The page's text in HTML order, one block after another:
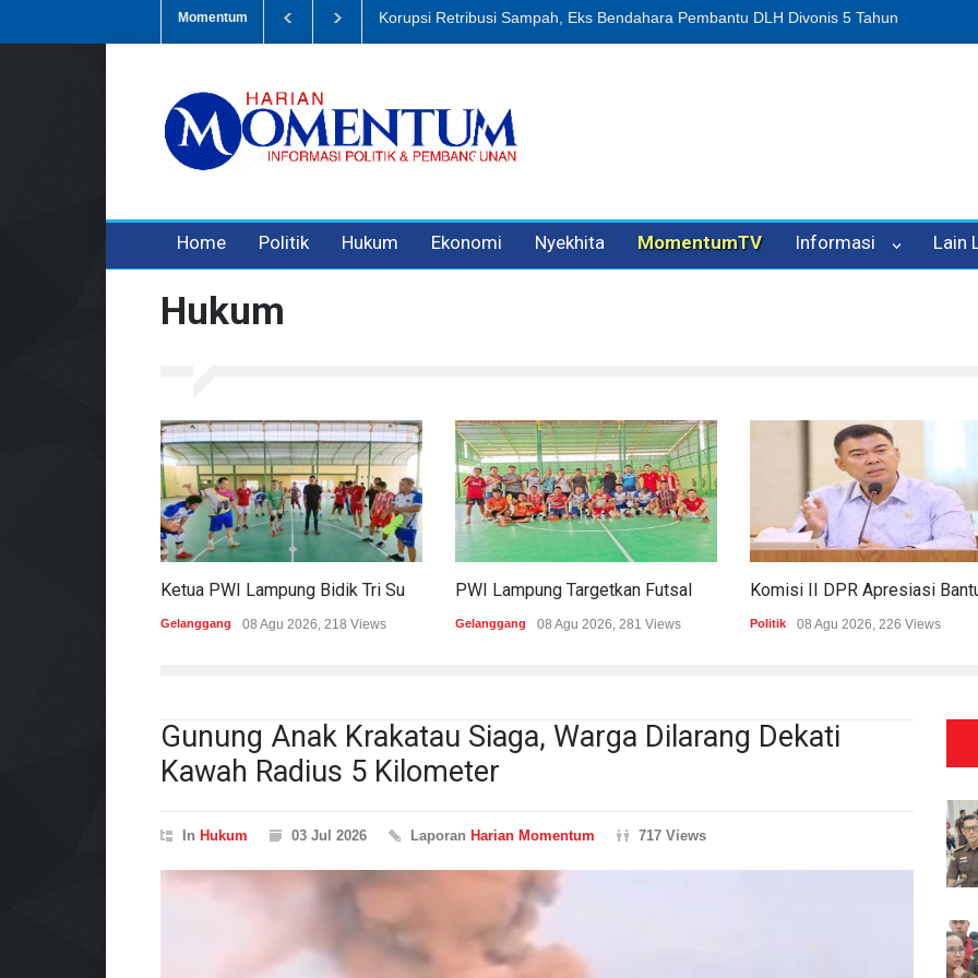
Momentum
Eks Bendahara Pembantu DLH Divonis 5 Tahun Dugaan Penipuan Oleh Oknum Kadis, Kuasa Hukum Pelapor Desak Polisi Tetapkan P-
Home Politik Hukum Ekonomi Nyekhita MomentumTV Informasi Lain
Hukum
Gelanggang 08 Agu 2026, 218 Views Gelanggang 08 Agu 2026, 281 Views Politik 08 Agu 2026, 226 Views
Gunung Anak Krakatau Siaga, Warga Dilarang Dekati
Kawah Radius 5 Kilometer
In Hukum 03 Jul 2026 Laporan Harian Momentum 717 Views